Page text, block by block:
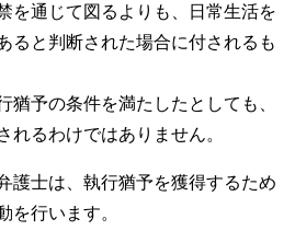
を通じて図るよりも、日常生活を
ると判断された場合に付されるも
猶予の条件を満たしたとしても、
れるわけではありません。
護士は、執行猶予を獲得するため
を行います。